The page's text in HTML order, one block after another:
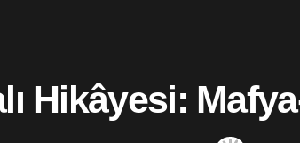
Hikâyesi: